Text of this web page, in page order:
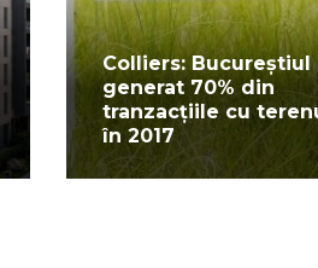
Colliers: Bucureștiul
generat 70% din
tranzacțiile cu
în 2017